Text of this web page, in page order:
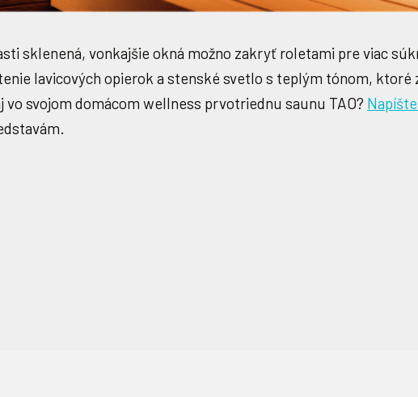
sklenená, vonkajšie okná možno zakryť roletami pre viac
lavicových opierok a stenské svetlo s teplým tónom,
vo svojom domácom wellness prvotriednu saunu TAO?